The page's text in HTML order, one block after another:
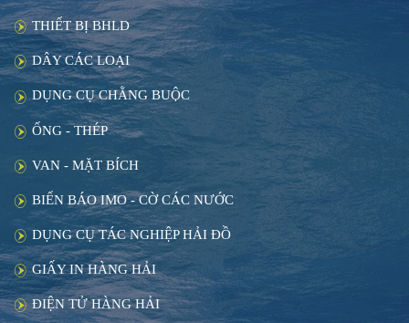
THIẾT BỊ BHLD
DÂY CÁC LOẠI
DỤNG CỤ CHẰNG BUỘC
ỐNG - THÉP
VAN - MẶT BÍCH
BIỂN BÁO IMO - CỜ CÁC NƯỚC
DỤNG CỤ TÁC NGHIỆP HẢI ĐỒ
GIẤY IN HÀNG HẢI
ĐIỆN TỬ HÀNG HẢI